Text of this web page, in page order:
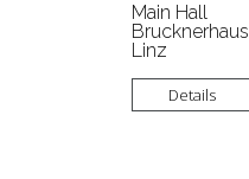
Main Hall
Brucknerhaus
Linz
Details